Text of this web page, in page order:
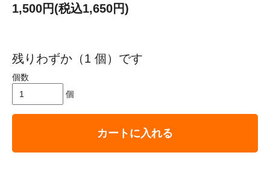
1,500円(税込1,650円)
残りわずか（1 個）です
個数
個
カートに入れる